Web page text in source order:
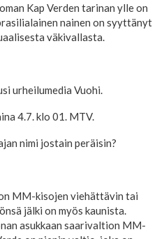
Kap Verden tarinan ylle on
nainen on syyttänyt
väkivallasta.
urheilumedia Vuohi.
4.7. klo 01. MTV.
nimi jostain peräisin?
MM-kisojen viehättävin tai
jälki on myös kaunista.
asukkaan saarivaltion MM-